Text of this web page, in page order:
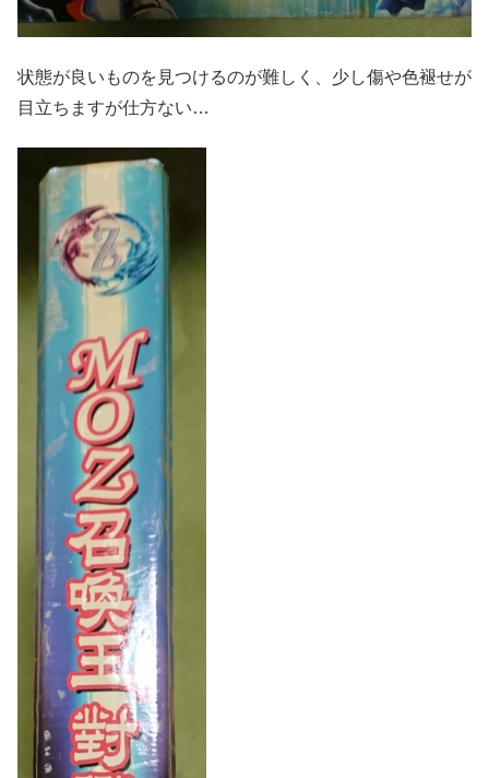
状態が良いものを見つけるのが難しく、少し傷や色褪せが
目立ちますが仕方ない…